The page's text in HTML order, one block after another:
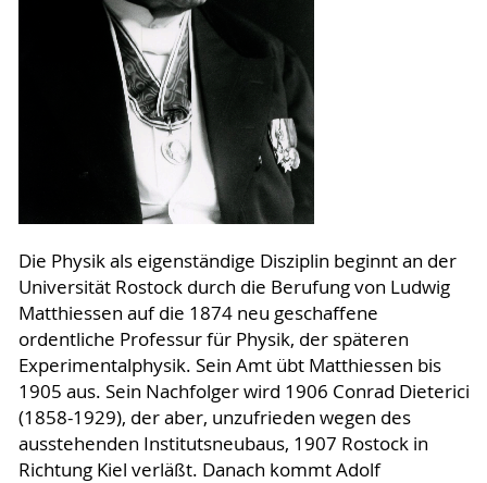
Die Physik als eigenständige Disziplin beginnt an der
Universität Rostock durch die Berufung von Ludwig
Matthiessen auf die 1874 neu geschaffene
ordentliche Professur für Physik, der späteren
Experimentalphysik. Sein Amt übt Matthiessen bis
1905 aus. Sein Nachfolger wird 1906 Conrad Dieterici
(1858-1929), der aber, unzufrieden wegen des
ausstehenden Institutsneubaus, 1907 Rostock in
Richtung Kiel verläßt. Danach kommt Adolf